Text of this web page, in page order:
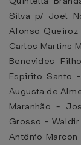
Silva p/ Joel
Afonso
Carlos Martins
Benevides
Espírito Santo
Augusta de
Maranhão -
Grosso -
Antônio